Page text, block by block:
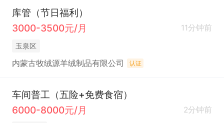
库管（节日福利）
3000-3500元/月
11分钟前
玉泉区
内蒙古牧绒源羊绒制品有限公司 认证
车间普工（五险+免费食宿）
6000-8000元/月
2分钟前